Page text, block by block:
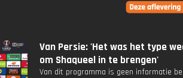
Van Persie: 'Het was het type
om Shaqueel in te brengen'
Van dit programma is geen informatie